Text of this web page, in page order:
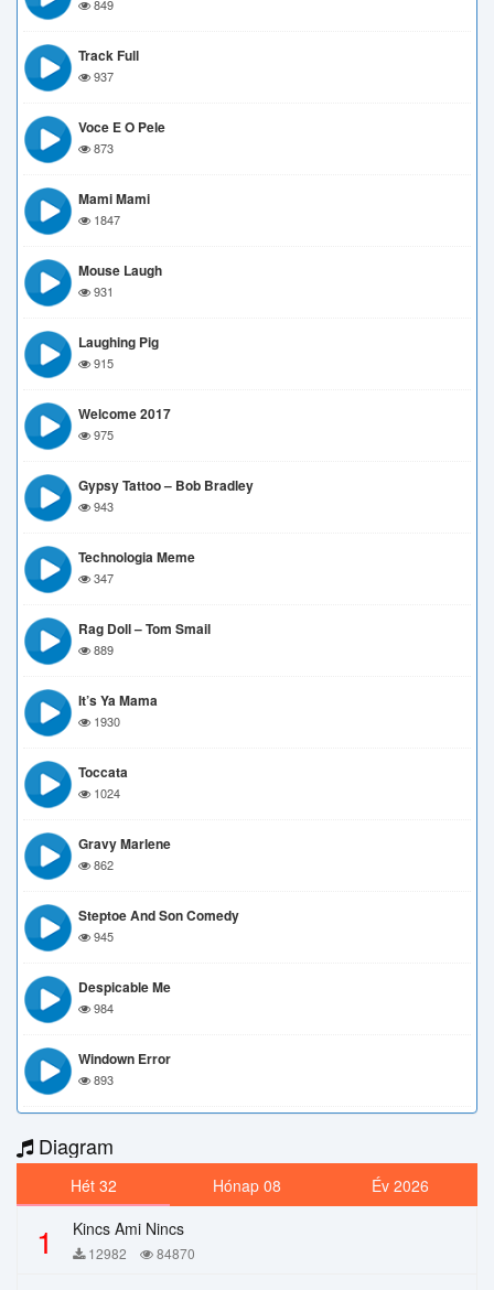
849
Track Full
937
Voce E O Pele
873
Mami Mami
1847
Mouse Laugh
931
Laughing Pig
915
Welcome 2017
975
Gypsy Tattoo – Bob Bradley
943
Technologia Meme
347
Rag Doll – Tom Smail
889
It’s Ya Mama
1930
Toccata
1024
Gravy Marlene
862
Steptoe And Son Comedy
945
Despicable Me
984
Windown Error
893
Diagram
Hét 32 Hónap 08 Év 2026
1 Kincs Ami Nincs
12982 84870